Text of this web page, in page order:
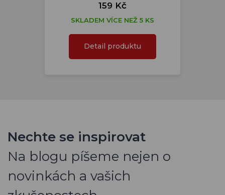
159 Kč
SKLADEM VÍCE NEŽ 5 KS
Detail produktu
Nechte se inspirovat
Na blogu píšeme nejen o
novinkách a vašich